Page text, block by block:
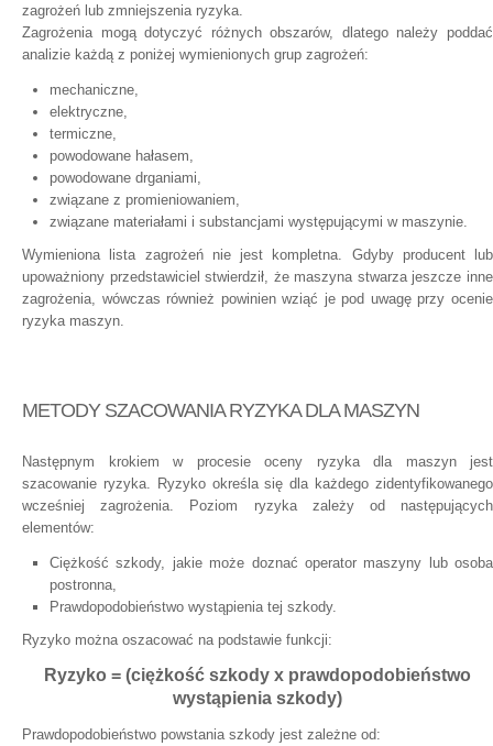
zagrożeń lub zmniejszenia ryzyka.
Zagrożenia mogą dotyczyć różnych obszarów, dlatego należy poddać
analizie każdą z poniżej wymienionych grup zagrożeń:
mechaniczne,
elektryczne,
termiczne,
powodowane hałasem,
powodowane drganiami,
związane z promieniowaniem,
związane materiałami i substancjami występującymi w maszynie.
Wymieniona lista zagrożeń nie jest kompletna. Gdyby producent lub
upoważniony przedstawiciel stwierdził, że maszyna stwarza jeszcze inne
zagrożenia, wówczas również powinien wziąć je pod uwagę przy ocenie
ryzyka maszyn.
METODY SZACOWANIA RYZYKA DLA MASZYN
Następnym krokiem w procesie oceny ryzyka dla maszyn jest
szacowanie ryzyka. Ryzyko określa się dla każdego zidentyfikowanego
wcześniej zagrożenia. Poziom ryzyka zależy od następujących
elementów:
Ciężkość szkody, jakie może doznać operator maszyny lub osoba
postronna,
Prawdopodobieństwo wystąpienia tej szkody.
Ryzyko można oszacować na podstawie funkcji:
Ryzyko = (ciężkość szkody x prawdopodobieństwo
wystąpienia szkody)
Prawdopodobieństwo powstania szkody jest zależne od: